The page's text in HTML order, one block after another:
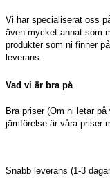
Vi har specialiserat oss
även mycket annat som
produkter som ni finner
leverans.
Vad vi är bra på
Bra priser (Om ni letar
jämförelse är våra priser
Snabb leverans (1-3